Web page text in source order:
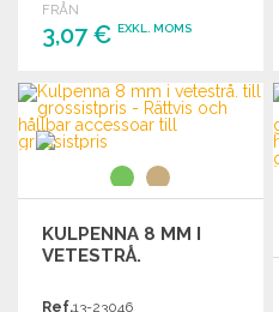
presentation.
FRÅN
3,07 € EXKL. MOMS
BESTÄLL
Begär offert
KULPENNA 8 MM I
VETESTRÅ.
Ref.13-23046